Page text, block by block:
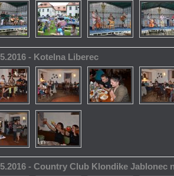
- Kotelna Liberec
- Country Club Klondike Jablonec